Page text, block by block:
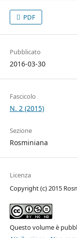
PDF
Pubblicato
2016-03-30
Fascicolo
N. 2 (2015)
Sezione
Rosminiana
Licenza
Copyright (c) 2015
Questo volume è